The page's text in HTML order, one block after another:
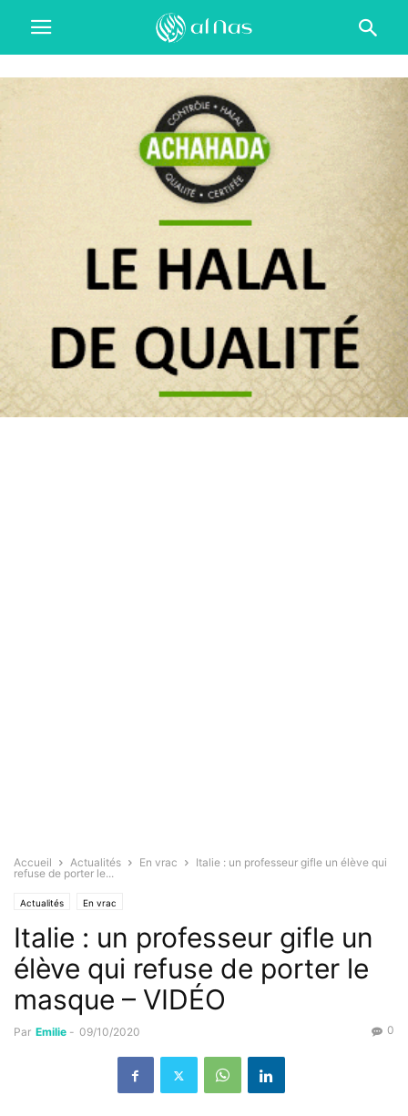
Accueil Actualités En vrac
Italie : un professeur gifle un élève qui
refuse de porter le...
Actualités En vrac
Italie : un professeur gifle un
élève qui refuse de porter le
masque – VIDÉO
Par Emilie - 09/10/2020 0